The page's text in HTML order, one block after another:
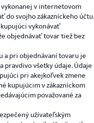
v internetovom
svojho zákazníckeho účtu.
vykonávať
objednávať tovar tiež bez
a pri objednávaní tovaru je
pravdivo všetky údaje. Údaje
pri akejkoľvek zmene
kupujúcim v zákazníckom
považované za
užívateľským